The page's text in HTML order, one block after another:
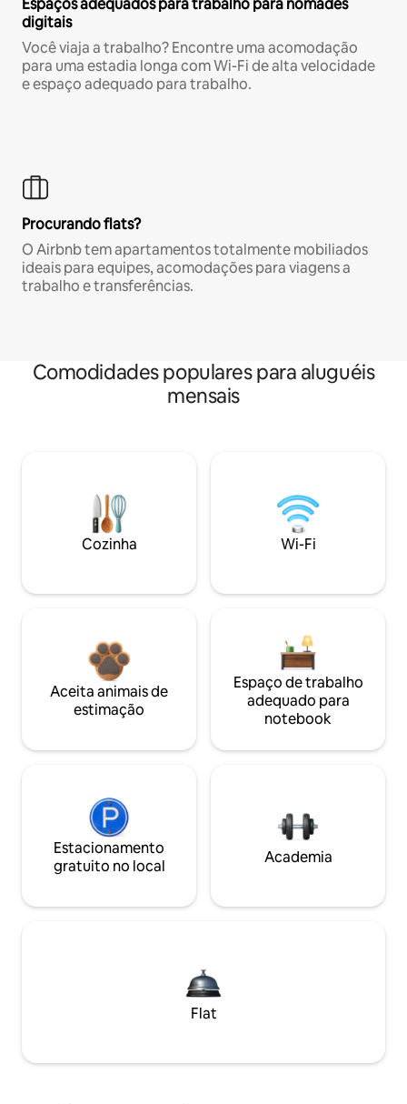
Espaços adequados para trabalho para nômades
digitais
Você viaja a trabalho? Encontre uma acomodação
para uma estadia longa com Wi-Fi de alta velocidade
e espaço adequado para trabalho.
Procurando flats?
O Airbnb tem apartamentos totalmente mobiliados
ideais para equipes, acomodações para viagens a
trabalho e transferências.
Comodidades populares para aluguéis
mensais
Cozinha Wi-Fi
Aceita animais de
estimação
Espaço de trabalho
adequado para
notebook
Estacionamento
gratuito no local
Academia
Flat